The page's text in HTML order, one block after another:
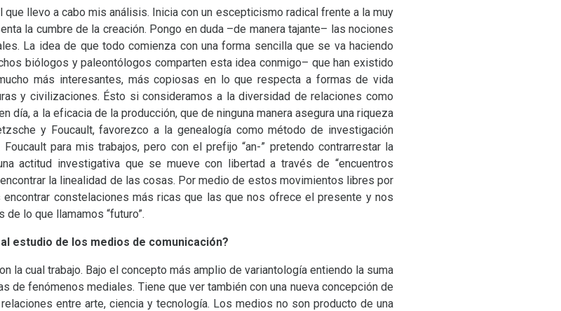
que llevo a cabo mis análisis. Inicia con un escepticismo radical frente a la muy
la cumbre de la creación. Pongo en duda –de manera tajante– las nociones
La idea de que todo comienza con una forma sencilla que se va haciendo
biólogos y paleontólogos comparten esta idea conmigo– que han existido
más interesantes, más copiosas en lo que respecta a formas de vida
y civilizaciones. Ésto si consideramos a la diversidad de relaciones como
día, a la eficacia de la producción, que de ninguna manera asegura una riqueza
y Foucault, favorezco a la genealogía como método de investigación
para mis trabajos, pero con el prefijo “an-” pretendo contrarrestar la
actitud investigativa que se mueve con libertad a través de “encuentros
la linealidad de las cosas. Por medio de estos movimientos libres por
constelaciones más ricas que las que nos ofrece el presente y nos
lo que llamamos “futuro”.
estudio de los medios de comunicación?
la cual trabajo. Bajo el concepto más amplio de variantología entiendo la suma
de fenómenos mediales. Tiene que ver también con una nueva concepción de
entre arte, ciencia y tecnología. Los medios no son producto de una